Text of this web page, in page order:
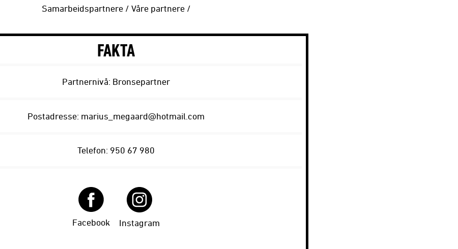
Samarbeidspartnere / Våre partnere /
FAKTA
Partnernivå: Bronsepartner
Postadresse: marius_megaard@hotmail.com
Telefon: 950 67 980
Facebook Instagram